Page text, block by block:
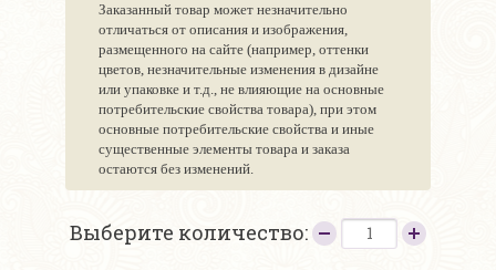
Заказанный товар может незначительно
отличаться от описания и изображения,
размещенного на сайте (например, оттенки
цветов, незначительные изменения в дизайне
или упаковке и т.д., не влияющие на основные
потребительские свойства товара), при этом
основные потребительские свойства и иные
существенные элементы товара и заказа
остаются без изменений.
Выберите количество: